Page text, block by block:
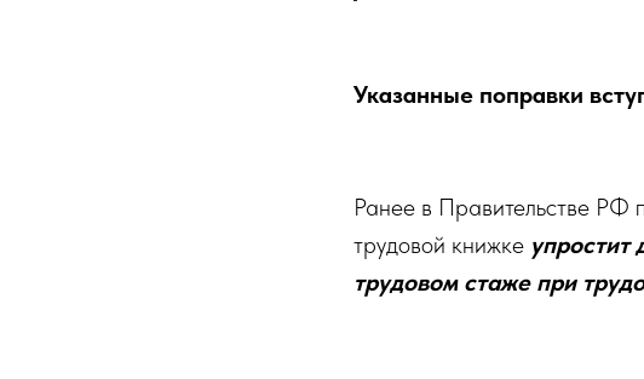
Указанные поправки
Ранее в Правительстве РФ
трудовой книжке упростит
трудовом стаже при